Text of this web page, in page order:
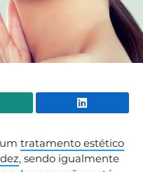
WhatsApp
tratamento estético
, sendo igualmente